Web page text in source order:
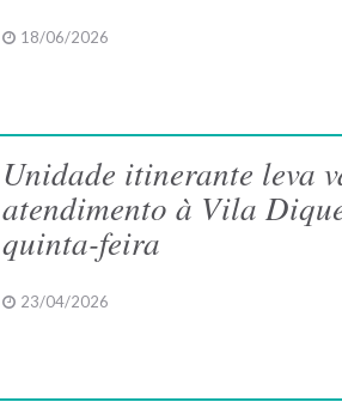
18/06/2026
Unidade itinerante leva
atendimento à Vila
quinta-feira
23/04/2026